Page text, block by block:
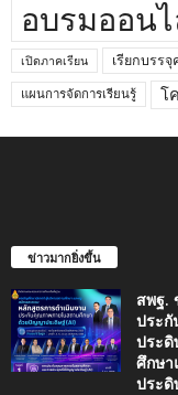
อบรมออน
เปิดภาคเรียน เรียกบรร
แผนการจัดการเรียนรู้ โ
ข่าวมากยิ่งขึ้น
สพฐ.
ประ
ประดิ
ศึกษ
ประดิ